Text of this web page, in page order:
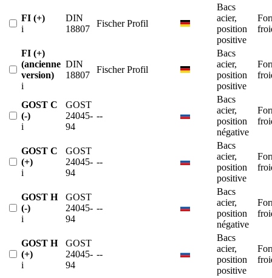
FI (+)
i
DIN
18807
Fischer Profil
Bacs
acier,
position
positive
FI (+)
(ancienne
version)
i
DIN
18807
Fischer Profil
Bacs
acier,
position
positive
GOST C
(-)
i
GOST
24045-
94
--
Bacs
acier,
position
négative
GOST C
(+)
i
GOST
24045-
94
--
Bacs
acier,
position
positive
GOST H
(-)
i
GOST
24045-
94
--
Bacs
acier,
position
négative
GOST H
(+)
i
GOST
24045-
94
--
Bacs
acier,
position
positive